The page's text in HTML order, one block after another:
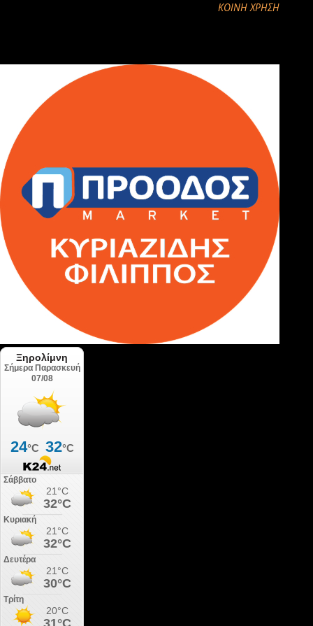
ΚΟΙΝΉ ΧΡΉΣΗ